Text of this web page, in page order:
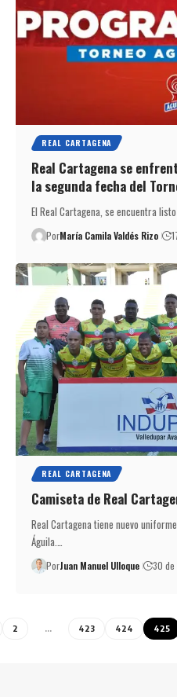
REAL CARTAGENA
Real Cartagena se
la segunda fecha del
El Real Cartagena, se encuentra
PorMaría Camila Valdés Rizo
REAL CARTAGENA
Camiseta de Real
Real Cartagena tiene nuevo
Águila.…
PorJuan Manuel Ulloque 30 de
2 … 423 424 425